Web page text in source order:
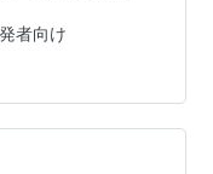
後の見通し さいご
ばiPhoneやMacに
その裏には「開発
者向け